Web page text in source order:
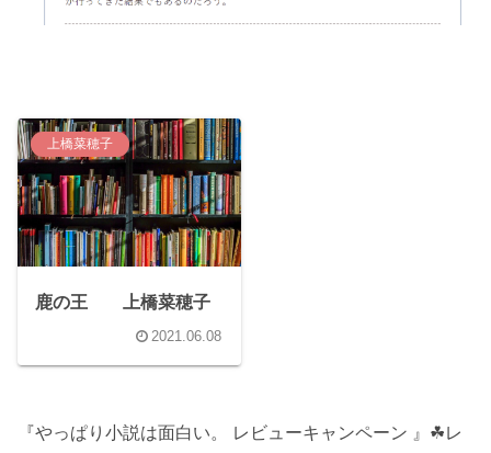
上橋菜穂子
鹿の王 上橋菜穂子
2021.06.08
『やっぱり小説は面白い。 レビューキャンペーン 』☘レ